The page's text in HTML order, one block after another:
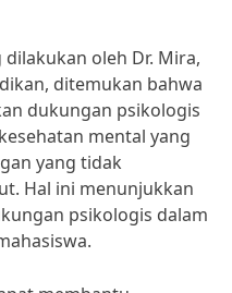
oleh Dr. Mira,
ditemukan bahwa
dukungan psikologis
mental yang
yang tidak
Hal ini menunjukkan
psikologis dalam